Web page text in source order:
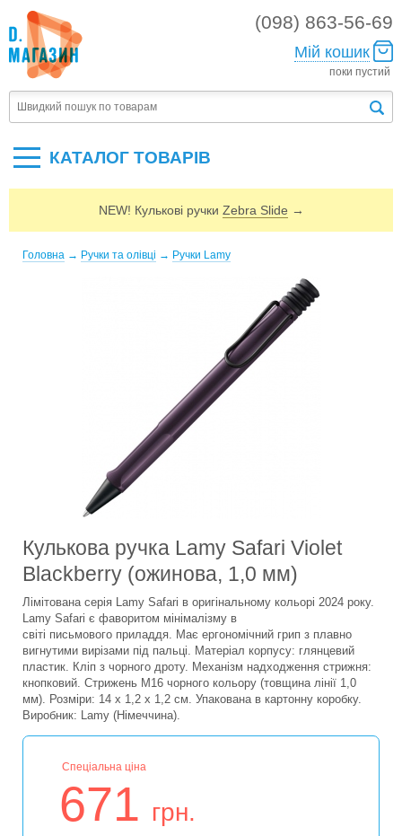
(098) 863-56-69
Мій кошик
поки пустий
КАТАЛОГ ТОВАРIВ
NEW! Кулькові ручки Zebra Slide →
Головна → Ручки та олівці → Ручки Lamy
Кулькова ручка Lamy Safari Violet
Blackberry (ожинова, 1,0 мм)
Лімітована серія Lamy Safari в оригінальному кольорі 2024 року.
Lamy Safari є фаворитом мінімалізму в
світі письмового приладдя. Має ергономічний грип з плавно
вигнутими вирізами під пальці. Матеріал корпусу: глянцевий
пластик. Кліп з чорного дроту. Механізм надходження стрижня:
кнопковий. Стрижень M16 чорного кольору (товщина лінії 1,0
мм). Розміри: 14 х 1,2 х 1,2 см. Упакована в картонну коробку.
Виробник: Lamy (Німеччина).
Спеціальна ціна
671 грн.